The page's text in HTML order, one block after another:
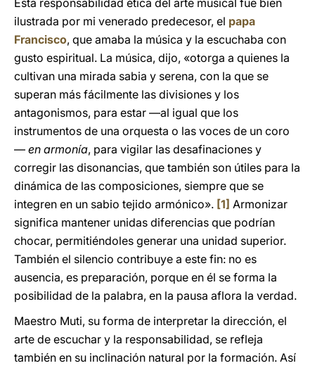
Esta responsabilidad ética del arte musical fue bien
ilustrada por mi venerado predecesor, el papa
Francisco, que amaba la música y la escuchaba con
gusto espiritual. La música, dijo, «otorga a quienes la
cultivan una mirada sabia y serena, con la que se
superan más fácilmente las divisiones y los
antagonismos, para estar —al igual que los
instrumentos de una orquesta o las voces de un coro
— en armonía, para vigilar las desafinaciones y
corregir las disonancias, que también son útiles para la
dinámica de las composiciones, siempre que se
integren en un sabio tejido armónico». [1] Armonizar
significa mantener unidas diferencias que podrían
chocar, permitiéndoles generar una unidad superior.
También el silencio contribuye a este fin: no es
ausencia, es preparación, porque en él se forma la
posibilidad de la palabra, en la pausa aflora la verdad.
Maestro Muti, su forma de interpretar la dirección, el
arte de escuchar y la responsabilidad, se refleja
también en su inclinación natural por la formación. Así